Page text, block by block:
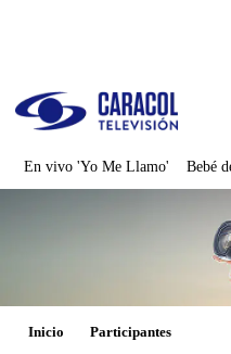
En vivo 'Yo Me Llamo' Bebé
Inicio Participantes